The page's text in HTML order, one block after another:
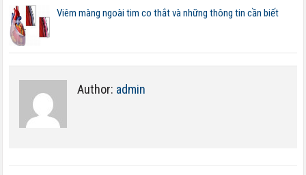
Viêm màng ngoài tim co thắt và những thông tin cần biết
Author: admin